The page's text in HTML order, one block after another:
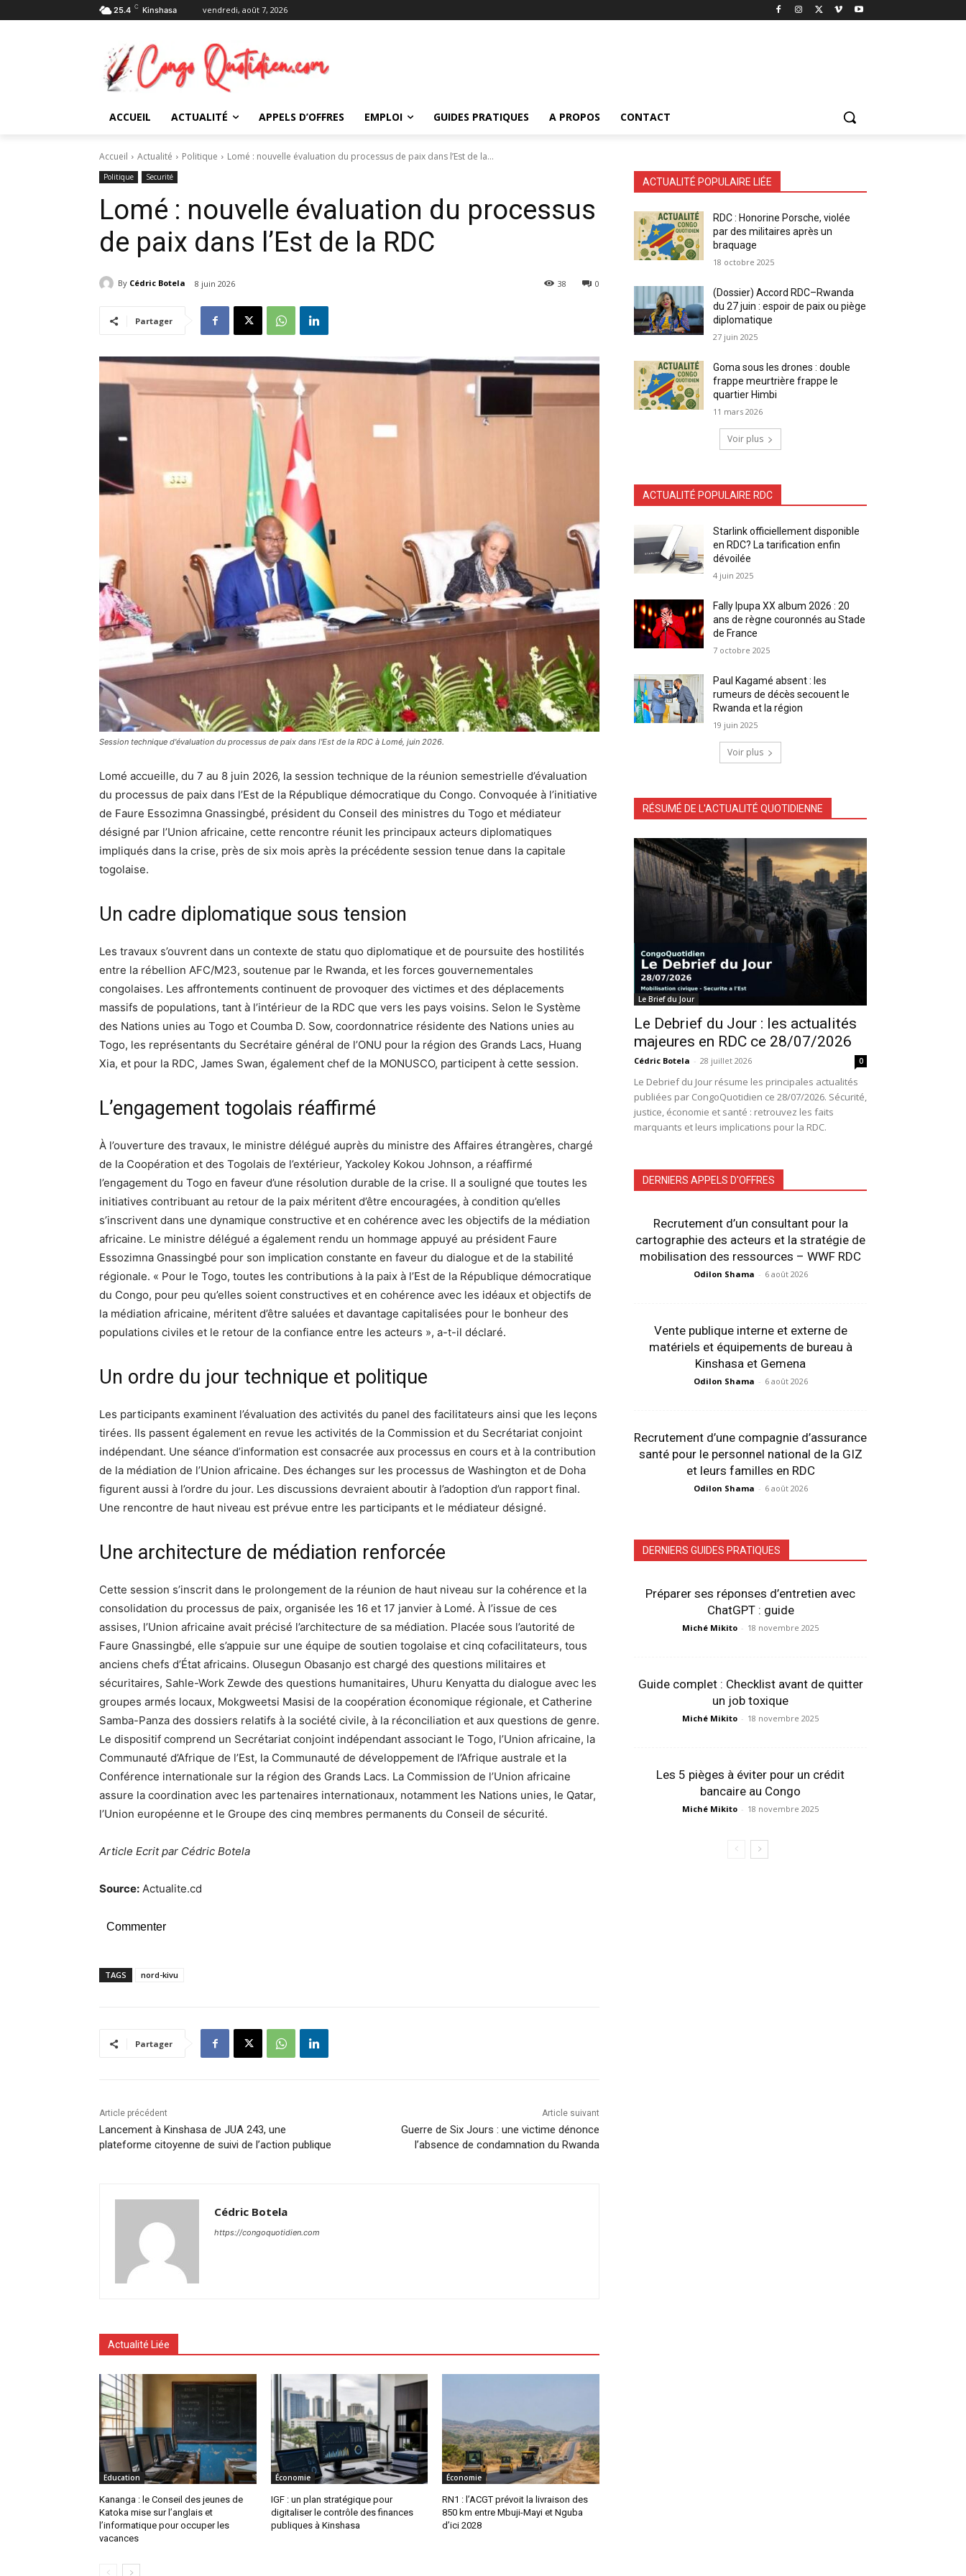
25.4 C Kinshasa vendredi, août 7, 2026
ACCUEIL ACTUALITÉ APPELS D’OFFRES EMPLOI GUIDES PRATIQUES A PROPOS CONTACT
Accueil Actualité Politique Lomé : nouvelle évaluation du processus de paix dans l’Est de la...
Politique Securité
Lomé : nouvelle évaluation du processus
de paix dans l’Est de la RDC
By Cédric Botela 8 juin 2026 0
38
Partager
Session technique d'évaluation du processus de paix dans l'Est de la RDC à Lomé, juin 2026.
Lomé accueille, du 7 au 8 juin 2026, la session technique de la réunion semestrielle d’évaluation
du processus de paix dans l’Est de la République démocratique du Congo. Convoquée à l’initiative
de Faure Essozimna Gnassingbé, président du Conseil des ministres du Togo et médiateur
désigné par l’Union africaine, cette rencontre réunit les principaux acteurs diplomatiques
impliqués dans la crise, près de six mois après la précédente session tenue dans la capitale
togolaise.
Un cadre diplomatique sous tension
Les travaux s’ouvrent dans un contexte de statu quo diplomatique et de poursuite des hostilités
entre la rébellion AFC/M23, soutenue par le Rwanda, et les forces gouvernementales
congolaises. Les affrontements continuent de provoquer des victimes et des déplacements
massifs de populations, tant à l’intérieur de la RDC que vers les pays voisins. Selon le Système
des Nations unies au Togo et Coumba D. Sow, coordonnatrice résidente des Nations unies au
Togo, les représentants du Secrétaire général de l’ONU pour la région des Grands Lacs, Huang
Xia, et pour la RDC, James Swan, également chef de la MONUSCO, participent à cette session.
L’engagement togolais réaffirmé
À l’ouverture des travaux, le ministre délégué auprès du ministre des Affaires étrangères, chargé
de la Coopération et des Togolais de l’extérieur, Yackoley Kokou Johnson, a réaffirmé
l’engagement du Togo en faveur d’une résolution durable de la crise. Il a souligné que toutes les
initiatives contribuant au retour de la paix méritent d’être encouragées, à condition qu’elles
s’inscrivent dans une dynamique constructive et en cohérence avec les objectifs de la médiation
africaine. Le ministre délégué a également rendu un hommage appuyé au président Faure
Essozimna Gnassingbé pour son implication constante en faveur du dialogue et de la stabilité
régionale. « Pour le Togo, toutes les contributions à la paix à l’Est de la République démocratique
du Congo, pour peu qu’elles soient constructives et en cohérence avec les idéaux et objectifs de
la médiation africaine, méritent d’être saluées et davantage capitalisées pour le bonheur des
populations civiles et le retour de la confiance entre les acteurs », a-t-il déclaré.
Un ordre du jour technique et politique
Les participants examinent l’évaluation des activités du panel des facilitateurs ainsi que les leçons
tirées. Ils passent également en revue les activités de la Commission et du Secrétariat conjoint
indépendant. Une séance d’information est consacrée aux processus en cours et à la contribution
de la médiation de l’Union africaine. Des échanges sur les processus de Washington et de Doha
figurent aussi à l’ordre du jour. Les discussions devraient aboutir à l’adoption d’un rapport final.
Une rencontre de haut niveau est prévue entre les participants et le médiateur désigné.
Une architecture de médiation renforcée
Cette session s’inscrit dans le prolongement de la réunion de haut niveau sur la cohérence et la
consolidation du processus de paix, organisée les 16 et 17 janvier à Lomé. À l’issue de ces
assises, l’Union africaine avait précisé l’architecture de sa médiation. Placée sous l’autorité de
Faure Gnassingbé, elle s’appuie sur une équipe de soutien togolaise et cinq cofacilitateurs, tous
anciens chefs d’État africains. Olusegun Obasanjo est chargé des questions militaires et
sécuritaires, Sahle-Work Zewde des questions humanitaires, Uhuru Kenyatta du dialogue avec les
groupes armés locaux, Mokgweetsi Masisi de la coopération économique régionale, et Catherine
Samba-Panza des dossiers relatifs à la société civile, à la réconciliation et aux questions de genre.
Le dispositif comprend un Secrétariat conjoint indépendant associant le Togo, l’Union africaine, la
Communauté d’Afrique de l’Est, la Communauté de développement de l’Afrique australe et la
Conférence internationale sur la région des Grands Lacs. La Commission de l’Union africaine
assure la coordination avec les partenaires internationaux, notamment les Nations unies, le Qatar,
l’Union européenne et le Groupe des cinq membres permanents du Conseil de sécurité.
Article Ecrit par Cédric Botela
Source: Actualite.cd
Commenter
TAGS nord-kivu
Partager
Article précédent
Lancement à Kinshasa de JUA 243, une
plateforme citoyenne de suivi de l’action publique
Article suivant
Guerre de Six Jours : une victime dénonce
l’absence de condamnation du Rwanda
Cédric Botela
https://congoquotidien.com
Actualité Liée
Education
Kananga : le Conseil des jeunes de
Katoka mise sur l’anglais et
l’informatique pour occuper les
vacances
Économie
IGF : un plan stratégique pour
digitaliser le contrôle des finances
publiques à Kinshasa
Économie
RN1 : l’ACGT prévoit la livraison des
850 km entre Mbuji-Mayi et Nguba
d’ici 2028
ACTUALITÉ POPULAIRE LIÉE
RDC : Honorine Porsche, violée
par des militaires après un
braquage
18 octobre 2025
(Dossier) Accord RDC–Rwanda
du 27 juin : espoir de paix ou piège
diplomatique
27 juin 2025
Goma sous les drones : double
frappe meurtrière frappe le
quartier Himbi
11 mars 2026
Voir plus
ACTUALITÉ POPULAIRE RDC
Starlink officiellement disponible
en RDC? La tarification enfin
dévoilée
4 juin 2025
Fally Ipupa XX album 2026 : 20
ans de règne couronnés au Stade
de France
7 octobre 2025
Paul Kagamé absent : les
rumeurs de décès secouent le
Rwanda et la région
19 juin 2025
Voir plus
RÉSUMÉ DE L'ACTUALITÉ QUOTIDIENNE
Le Brief du Jour
Le Debrief du Jour : les actualités
majeures en RDC ce 28/07/2026
Cédric Botela - 28 juillet 2026 0
Le Debrief du Jour résume les principales actualités
publiées par CongoQuotidien ce 28/07/2026. Sécurité,
justice, économie et santé : retrouvez les faits
marquants et leurs implications pour la RDC.
DERNIERS APPELS D'OFFRES
Recrutement d’un consultant pour la
cartographie des acteurs et la stratégie de
mobilisation des ressources – WWF RDC
Odilon Shama - 6 août 2026
Vente publique interne et externe de
matériels et équipements de bureau à
Kinshasa et Gemena
Odilon Shama - 6 août 2026
Recrutement d’une compagnie d’assurance
santé pour le personnel national de la GIZ
et leurs familles en RDC
Odilon Shama - 6 août 2026
DERNIERS GUIDES PRATIQUES
Préparer ses réponses d’entretien avec
ChatGPT : guide
Miché Mikito - 18 novembre 2025
Guide complet : Checklist avant de quitter
un job toxique
Miché Mikito - 18 novembre 2025
Les 5 pièges à éviter pour un crédit
bancaire au Congo
Miché Mikito - 18 novembre 2025